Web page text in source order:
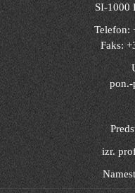
SI-1000
Telefon:
Faks:
pon.-
izr.